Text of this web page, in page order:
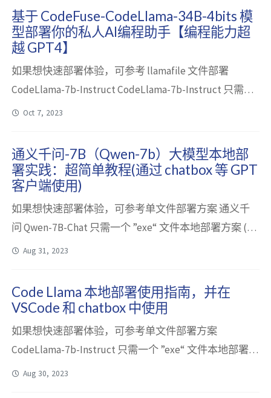
跨越语言障碍，赋能各类项目广泛触达全球用户。凭借
其闪电般快速的转换性能，提升用户体验，优化开发效
率。更值得一提的是，edge-tts生成的语音高度逼真，
告别机械感，适用...
基于 CodeFuse-CodeLlama-34B-4bits 模
型部署你的私人AI编程助手【编程能力超
越 GPT4】
如果想快速部署体验，可参考 llamafile 文件部署
CodeLlama-7b-Instruct CodeLlama-7b-Instruct 只需一
个 ”exe“ 文件本地部署方案 (支持 openai api 及 Chatbox
CodeFuse 是什么？ CodeFuse 是蚂蚁自研的代码生成专
属大模型，根据...
Oct 7, 2023
通义千问-7B（Qwen-7b）大模型本地部
署实践：超简单教程(通过 chatbox 等 GPT
客户端使用)
如果想快速部署体验，可参考单文件部署方案 通义千
问 Qwen-7B-Chat 只需一个 ”exe“ 文件本地部署方案 (支
持 openai api 及 Chatbox使用，CPU/GPU 兼容，
什么 通义千问（Qwen-7B）是阿里云最新发布的一系列
超大规模语言模型，这个牛气十足的大模型令人惊叹。
Aug 31, 2023
Code Llama 本地部署使用指南，并在
VSCode 和 chatbox 中使用
如果想快速部署体验，可参考单文件部署方案
CodeLlama-7b-Instruct 只需一个 ”exe“ 文件本地部署方
案 (支持 openai api 及 Chatbox使用，CPU/GPU 兼容，
Aug 30, 2023